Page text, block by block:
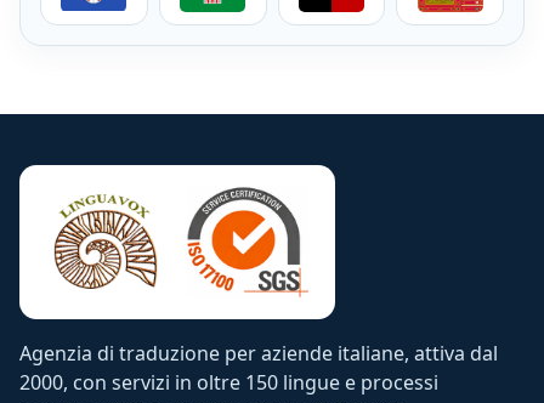
Agenzia di traduzione per aziende italiane, attiva dal
2000, con servizi in oltre 150 lingue e processi